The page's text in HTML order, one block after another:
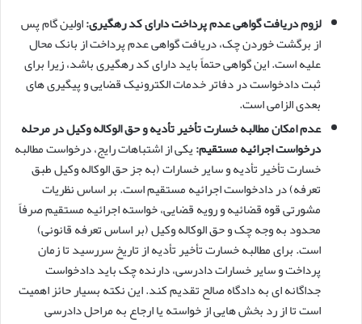
لزوم دریافت گواهی عدم پرداخت دارای کد رهگیری:اولین گام پس
از برگشت خوردن چک، دریافت گواهی عدم پرداخت از بانک محال
علیه است. این گواهی حتماً باید دارای کد رهگیری باشد، زیرا برای
ثبت دادخواست در دفاتر خدمات الکترونیک قضایی و پیگیری های
بعدی الزامی است.
عدم امکان مطالبه خسارت تأخیر تأدیه و حق الوکاله وکیل در مرحله
درخواست اجرائیه مستقیم:یکی از اشتباهات رایج، درخواست مطالبه
خسارت تأخیر تأدیه و سایر خسارات (به جز حق الوکاله وکیل طبق
تعرفه) در دادخواست اجرائیه مستقیم است. بر اساس نظریات
مشورتی قوه قضائیه و رویه قضایی، خواسته اجرائیه مستقیم صرفاً
محدود به وجه چک و حق الوکاله وکیل (بر اساس تعرفه قانونی)
است. برای مطالبه خسارت تأخیر تأدیه از تاریخ سررسید تا زمان
پرداخت و سایر خسارات دادرسی، دارنده چک باید دادخواست
جداگانه ای به دادگاه صالح تقدیم کند. این نکته بسیار حائز اهمیت
است تا از رد بخش هایی از خواسته یا ارجاع به مراحل دادرسی